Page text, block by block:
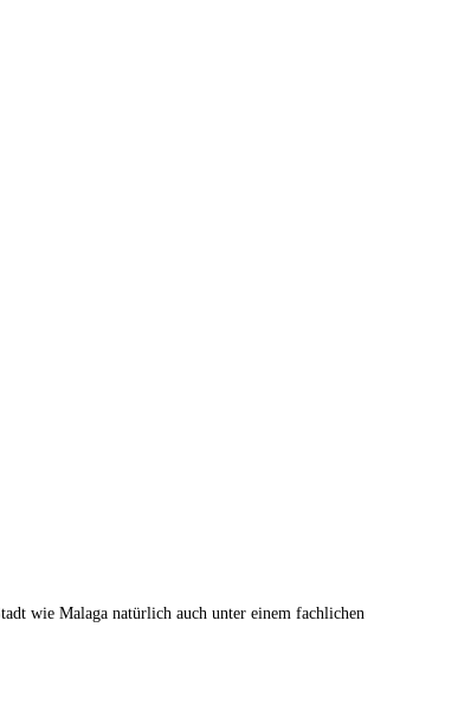
wie Malaga natürlich auch unter einem fachlichen